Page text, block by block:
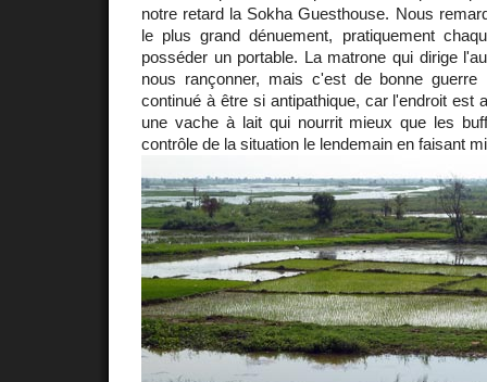
notre retard la Sokha Guesthouse. Nous
le plus grand dénuement, pratiquement
posséder un portable. La matrone qui dirige
nous rançonner, mais c'est de bonne
continué à être si antipathique, car l'endroit est
une vache à lait qui nourrit mieux que les
contrôle de la situation le lendemain en faisant